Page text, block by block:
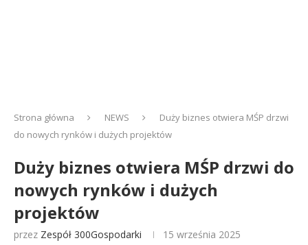
Strona główna NEWS
Duży biznes otwiera MŚP drzwi
do nowych rynków i dużych projektów
Duży biznes otwiera MŚP drzwi do
nowych rynków i dużych
projektów
przez Zespół 300Gospodarki 15 września 2025